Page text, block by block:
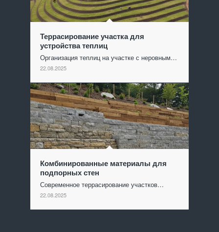
Террасирование участка для
устройства теплиц
Организация теплиц на участке с неровным…
22.08.2025
Комбинированные материалы для
подпорных стен
Современное террасирование участков…
22.08.2025